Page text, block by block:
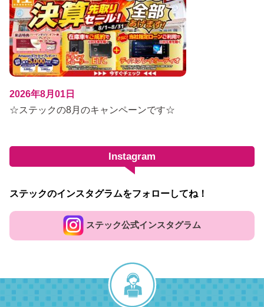
2026年8月01日
☆ステックの8月のキャンペーンです☆
Instagram
ステックのインスタグラムをフォローしてね！
ステック公式インスタグラム